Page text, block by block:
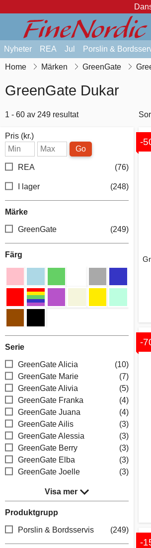
Nyheter REA Jul Porslin &
Home Märken GreenGate
GreenGate Dukar
1 - 60 av 249 resultat
Pris (kr.)
Go
REA (76)
I lager (248)
Märke
GreenGate (249)
Färg
Serie
GreenGate Alicia
(10)
GreenGate Marie
(7)
GreenGate Alivia
(5)
GreenGate Franka
(4)
GreenGate Juana
(4)
GreenGate Ailis
(3)
GreenGate Alessia
(3)
GreenGate Berry
(3)
GreenGate Elba
(3)
GreenGate Joelle
(3)
Visa mer
Produktgrupp
Porslin & Bordsservis (249)
-
-
-